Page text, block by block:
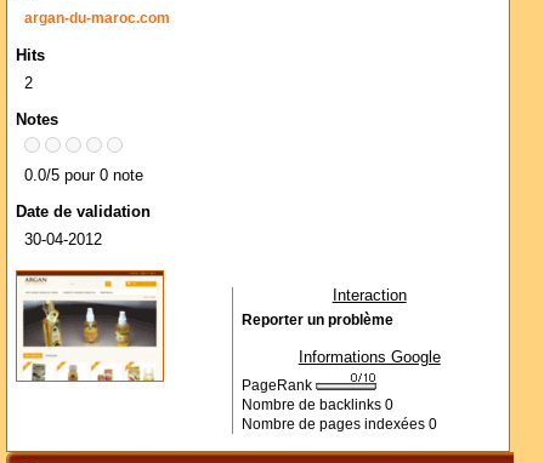
argan-du-maroc.com
Hits
2
Notes
0.0/5 pour 0 note
Date de validation
30-04-2012
Interaction
Reporter un problème
Informations Google
PageRank
Nombre de backlinks 0
Nombre de pages indexées 0